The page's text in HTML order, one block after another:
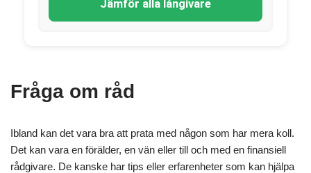
Jämför alla långivare
Fråga om råd
Ibland kan det vara bra att prata med någon som har mera koll.
Det kan vara en förälder, en vän eller till och med en finansiell
rådgivare. De kanske har tips eller erfarenheter som kan hjälpa